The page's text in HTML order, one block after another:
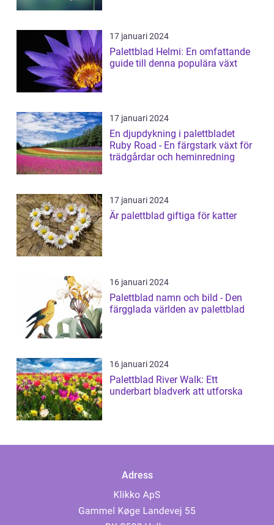
17 januari 2024
Palettblad Helmi: En omfattande
guide till denna populära växt
17 januari 2024
En djupdykning i palettbladet
Ruby Road - En färgstark växt för
trädgårdar och heminredning
17 januari 2024
Är palettblad giftiga för katter
16 januari 2024
Palettblad namn och bild - Den
färgglada världen av palettblad
16 januari 2024
Palettblad River Walk: Ett
underbart bladverk att utforska
Adress